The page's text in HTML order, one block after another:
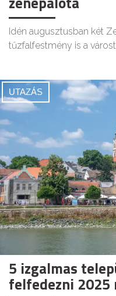
Idén augusztusban két
tűzfalfestmény is a
UTAZÁS
5 izgalmas
felfedezni 2025